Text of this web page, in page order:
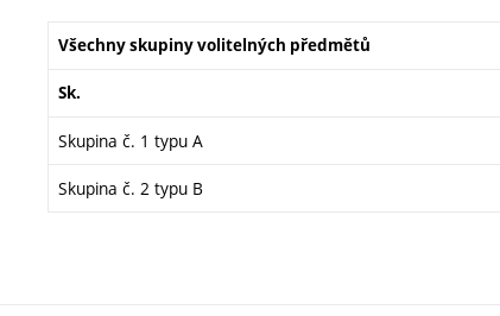
Všechny skupiny volitelných předmětů
Sk.
Skupina č. 1 typu A
Skupina č. 2 typu B